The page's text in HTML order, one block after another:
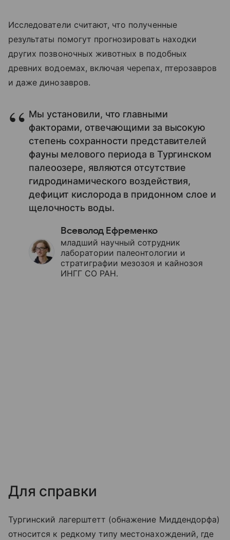
Исследователи считают, что полученные
результаты помогут прогнозировать находки
других позвоночных животных в подобных
древних водоемах, включая черепах, птерозавров
и даже динозавров.
Мы установили, что главными
факторами, отвечающими за высокую
степень сохранности представителей
фауны мелового периода в Тургинском
палеоозере, являются отсутствие
гидродинамического воздействия,
дефицит кислорода в придонном слое и
щелочность воды.
Всеволод Ефременко
младший научный сотрудник
лаборатории палеонтологии и
стратиграфии мезозоя и кайнозоя
ИНГГ СО РАН.
Для справки
Тургинский лагерштетт (обнажение Миддендорфа)
относится к редкому типу местонахождений, где